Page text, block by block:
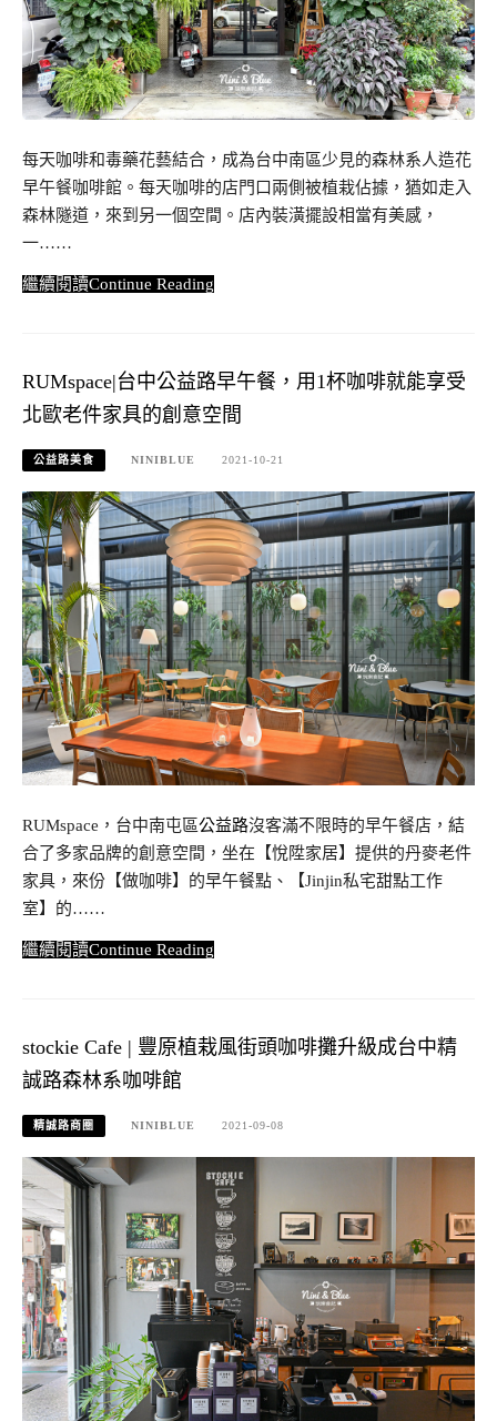
每天咖啡和毒藥花藝結合，成為台中南區少見的森林系人造花
早午餐咖啡館。每天咖啡的店門口兩側被植栽佔據，猶如走入
森林隧道，來到另一個空間。店內裝潢擺設相當有美感，
一……
Continue Reading
RUMspace|台中公益路早午餐，用1杯咖啡就能享受
北歐老件家具的創意空間
公益路美食 NINIBLUE 2021-10-21
RUMspace，台中南屯區公益路沒客滿不限時的早午餐店，結
合了多家品牌的創意空間，坐在【悅陞家居】提供的丹麥老件
家具，來份【做咖啡】的早午餐點、【Jinjin私宅甜點工作
室】的……
Continue Reading
stockie Cafe | 豐原植栽風街頭咖啡攤升級成台中精
誠路森林系咖啡館
精誠路商圈 NINIBLUE 2021-09-08